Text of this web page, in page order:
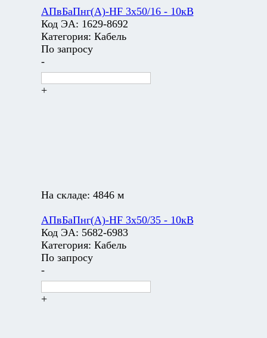
АПвБаПнг(А)-HF 3х50/16 - 10кВ
Код ЭА: 1629-8692
Категория: Кабель
По запросу
-
+
На складе: 4846 м
АПвБаПнг(А)-HF 3х50/35 - 10кВ
Код ЭА: 5682-6983
Категория: Кабель
По запросу
-
+